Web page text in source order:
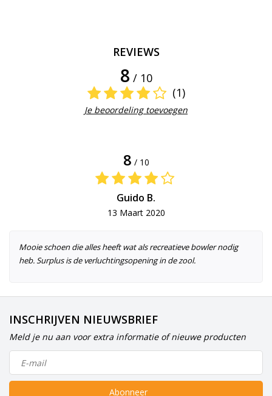
REVIEWS
8 / 10
(1)
Je beoordeling toevoegen
8 / 10
Guido B.
13 Maart 2020
Mooie schoen die alles heeft wat als recreatieve bowler nodig
heb. Surplus is de verluchtingsopening in de zool.
INSCHRIJVEN NIEUWSBRIEF
Meld je nu aan voor extra informatie of nieuwe producten
Abonneer